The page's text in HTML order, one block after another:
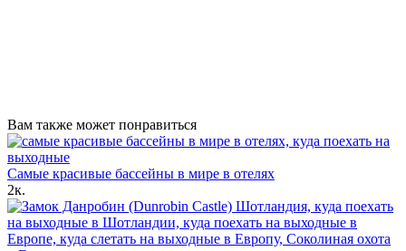
Вам также может понравиться
Самые красивые бассейны в мире в отелях
2к.